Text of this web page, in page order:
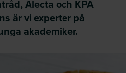
Alecta och KPA
är vi experter på
akademiker.